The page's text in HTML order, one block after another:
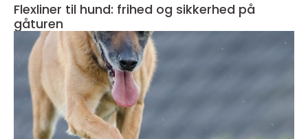
Flexliner til hund: frihed og sikkerhed på
gåturen